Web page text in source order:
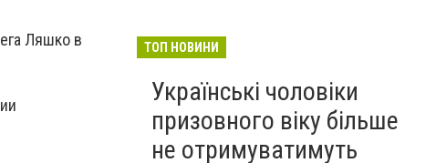
Ляшко в
ТОП НОВИНИ
Українські чоловіки
призовного віку більше
не отримуватимуть